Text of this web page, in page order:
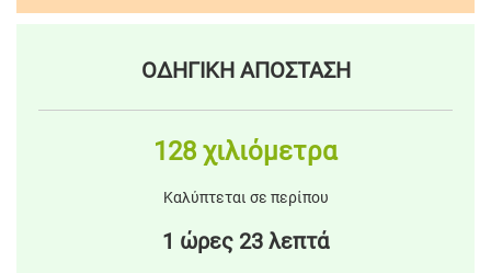
ΟΔΗΓΙΚΗ ΑΠΟΣΤΑΣΗ
128 χιλιόμετρα
Καλύπτεται σε περίπου
1 ώρες 23 λεπτά